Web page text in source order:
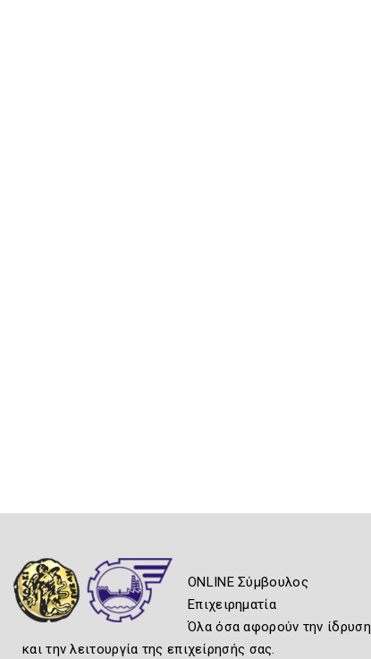
ONLINE Σύμβουλος
Επιχειρηματία
Όλα όσα αφορούν την ίδρυση
και την λειτουργία της επιχείρησής σας.